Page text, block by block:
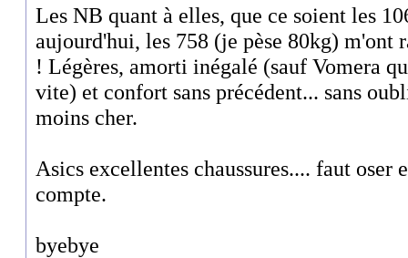
Les NB quant à elles, que ce soient les
aujourd'hui, les 758 (je pèse 80kg) m'ont
! Légères, amorti inégalé (sauf Vomera
vite) et confort sans précédent... sans
moins cher.
Asics excellentes chaussures.... faut oser
compte.
byebye